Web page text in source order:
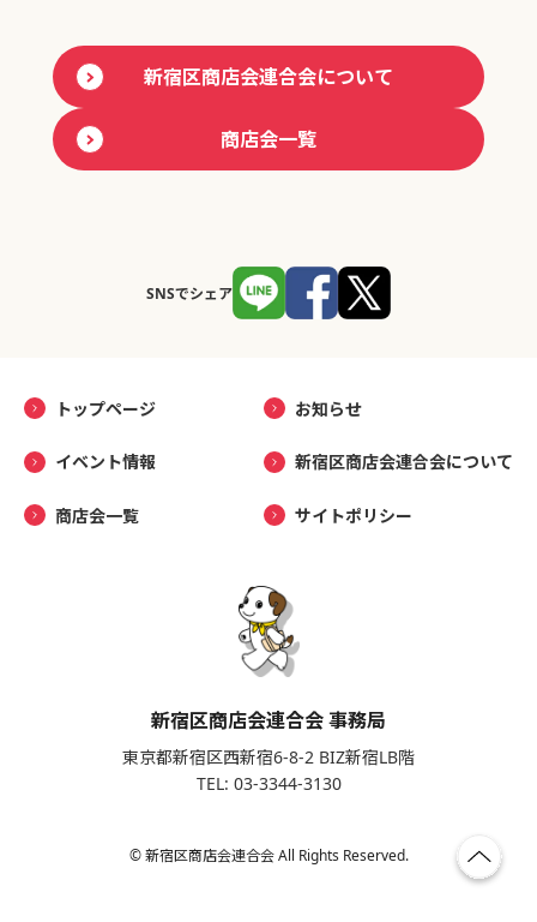
新宿区商店会連合会について
商店会一覧
SNSでシェア
トップページ お知らせ
イベント情報 新宿区商店会連合会について
商店会一覧 サイトポリシー
新宿区商店会連合会 事務局
東京都新宿区西新宿6-8-2 BIZ新宿LB階
TEL: 03-3344-3130
© 新宿区商店会連合会 All Rights Reserved.